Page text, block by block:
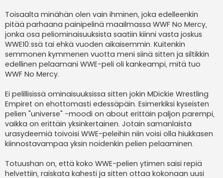
Toisaalta minähän olen vain ihminen, joka edelleenkin
pitää parhaana painipelinä maailmassa WWF No Mercy,
jonka osa peliominaisuuksista saatiin kiinni vasta joskus
WWE10:ssä tai ehkä vuoden aikaisemmin. Kuitenkin
semmonen kymmenen vuotta meni siinä sitten ja siltikkin
edellinen pelaamani WWE-peli oli kankeampi, mitä tuo
WWF No Mercy.
Ei pelillisissä ominaisuuksissa sitten jokin MDickie Wrestling
Empiret on ehottomasti edessäpäin. Esimerkiksi kyseisten
pelien "universe" -moodi on about erittäin paljon parempi,
vaikka on erittäin yksinkertainen. Jotain samanlaista
urasydeemiä toivoisi WWE-peleihin niin voisi olla hiukkasen
kiinnostavampaa yksin noidenkin pelien pelaaminen.
Totuushan on, että koko WWE-pelien ytimen saisi repiä
helvettiin, raiskata kahesti ja sitten ottaa kokonaan uusi